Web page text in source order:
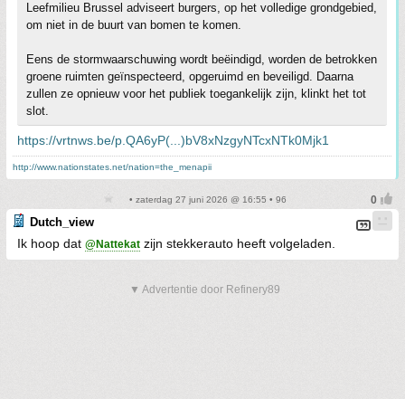
Leefmilieu Brussel adviseert burgers, op het volledige grondgebied,
om niet in de buurt van bomen te komen.
Eens de stormwaarschuwing wordt beëindigd, worden de betrokken
groene ruimten geïnspecteerd, opgeruimd en beveiligd. Daarna
zullen ze opnieuw voor het publiek toegankelijk zijn, klinkt het tot
slot.
https://vrtnws.be/p.QA6yP(...)bV8xNzgyNTcxNTk0Mjk1
http://www.nationstates.net/nation=the_menapii
• zaterdag 27 juni 2026 @ 16:55 • 96
Dutch_view
Ik hoop dat @Nattekat zijn stekkerauto heeft volgeladen.
▼ Advertentie door Refinery89